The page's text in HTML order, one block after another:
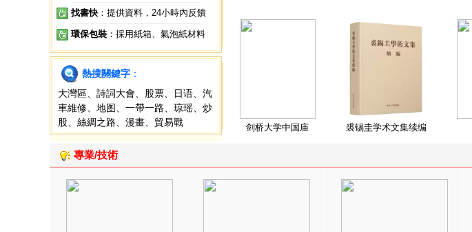
找書快 ：提供資料，24小時內反饋
環保包裝 ：採用紙箱、氣泡紙材料
熱搜關鍵字 ：
大灣區
詩詞大會 股票 日语
汽
車維修
地图 一帶一路 琼瑶
炒
股
絲綢之路 漫畫 貿易戰 剑桥大学中国庙 裘锡圭学术文集续编
專業/技術